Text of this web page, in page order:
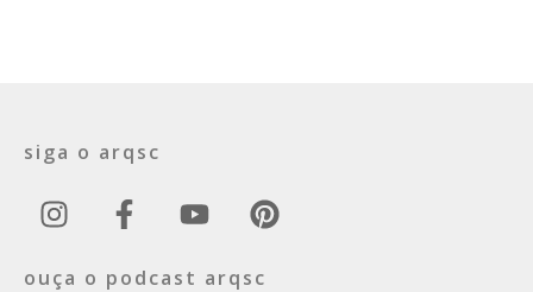
siga o arqsc
ouça o podcast arqsc